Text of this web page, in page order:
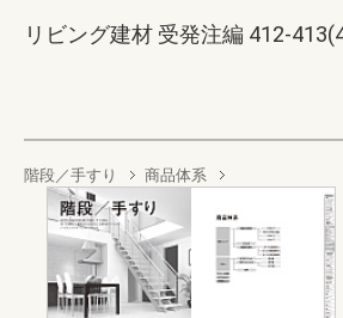
リビング建材 受発注編 412-
階段／手すり 商品体系